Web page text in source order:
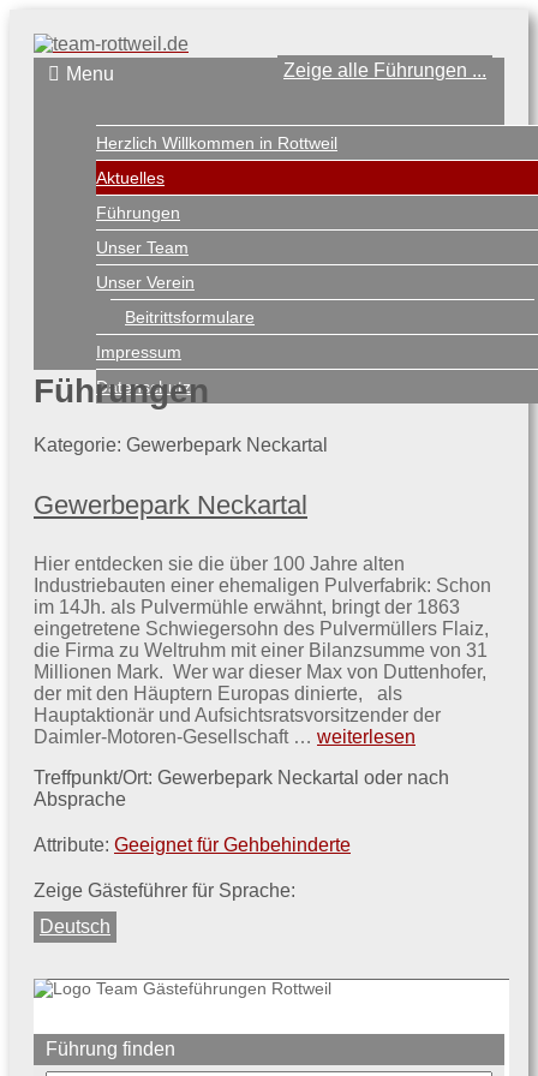
Menu
Herzlich Willkommen in Rottweil
Aktuelles
Führungen
Unser Team
Unser Verein
Beitrittsformulare
Impressum
Datenschutz
Führungen
Kategorie: Gewerbepark Neckartal
Zeige alle Führungen ...
Gewerbepark Neckartal
Hier entdecken sie die über 100 Jahre alten
Industriebauten einer ehemaligen Pulverfabrik: Schon
im 14Jh. als Pulvermühle erwähnt, bringt der 1863
eingetretene Schwiegersohn des Pulvermüllers Flaiz,
die Firma zu Weltruhm mit einer Bilanzsumme von 31
Millionen Mark. Wer war dieser Max von Duttenhofer,
der mit den Häuptern Europas dinierte, als
Hauptaktionär und Aufsichtsratsvorsitzender der
Daimler-Motoren-Gesellschaft … Gewerbepark
weiterlesen
Treffpunkt/Ort: Gewerbepark Neckartal oder nach
Absprache
Attribute: Geeignet für Gehbehinderte
Zeige Gästeführer für Sprache:
Deutsch
Führung finden